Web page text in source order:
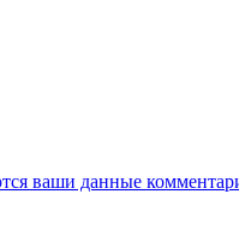
ваши данные